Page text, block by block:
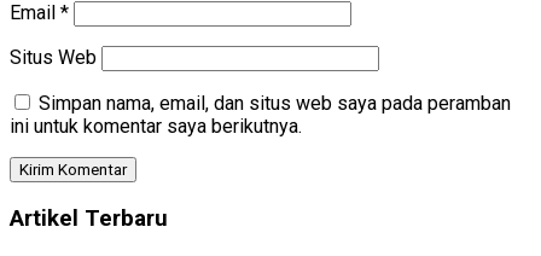
Email *
Situs Web
Simpan nama, email, dan situs web saya pada peramban
ini untuk komentar saya berikutnya.
Artikel Terbaru